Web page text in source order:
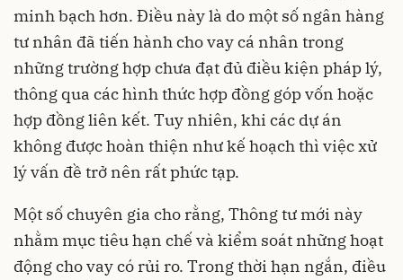
minh bạch hơn. Điều này là do một số ngân hàng
tư nhân đã tiến hành cho vay cá nhân trong
những trường hợp chưa đạt đủ điều kiện pháp lý,
thông qua các hình thức hợp đồng góp vốn hoặc
hợp đồng liên kết. Tuy nhiên, khi các dự án
không được hoàn thiện như kế hoạch thì việc xử
lý vấn đề trở nên rất phức tạp.
Một số chuyên gia cho rằng, Thông tư mới này
nhằm mục tiêu hạn chế và kiểm soát những hoạt
động cho vay có rủi ro. Trong thời hạn ngắn, điều